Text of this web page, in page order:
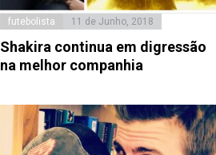
futebolista 11 de Junho, 2018
Shakira continua em digressão
na melhor companhia